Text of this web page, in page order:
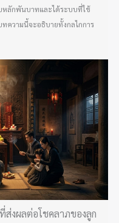
หลักพันบาทและได้ระบบที่ใช้
ความนี้จะอธิบายทั้งกลไกการ
งผลต่อโชคลาภของลูก